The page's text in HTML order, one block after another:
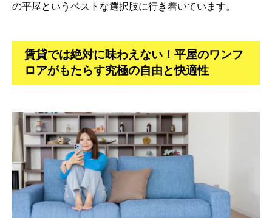
の平屋というベストな選択肢に行き着いています。
賃貸では絶対に味わえない！平屋のワンフ
ロアがもたらす究極の自由と快適性